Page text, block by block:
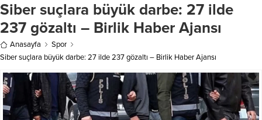
Siber suçlara büyük darbe: 27 ilde
237 gözaltı – Birlik Haber Ajansı
Anasayfa
Spor
Siber suçlara büyük darbe: 27 ilde 237 gözaltı – Birlik Haber Ajansı